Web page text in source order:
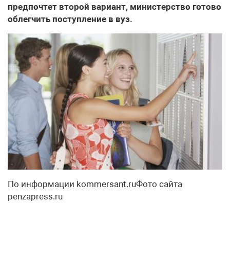
предпочтет второй вариант, министерство готово
облегчить поступление в вуз.
По информации kommersant.ruФото сайта
penzapress.ru